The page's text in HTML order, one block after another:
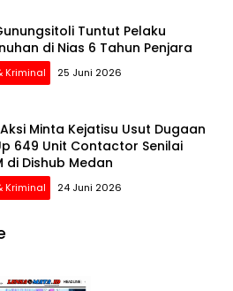
Tuntut Pelaku
di Nias 6 Tahun Penjara
Kriminal 25 Juni 2026
Minta Kejatisu Usut Dugaan
649 Unit Contactor Senilai
di Dishub Medan
Kriminal 24 Juni 2026